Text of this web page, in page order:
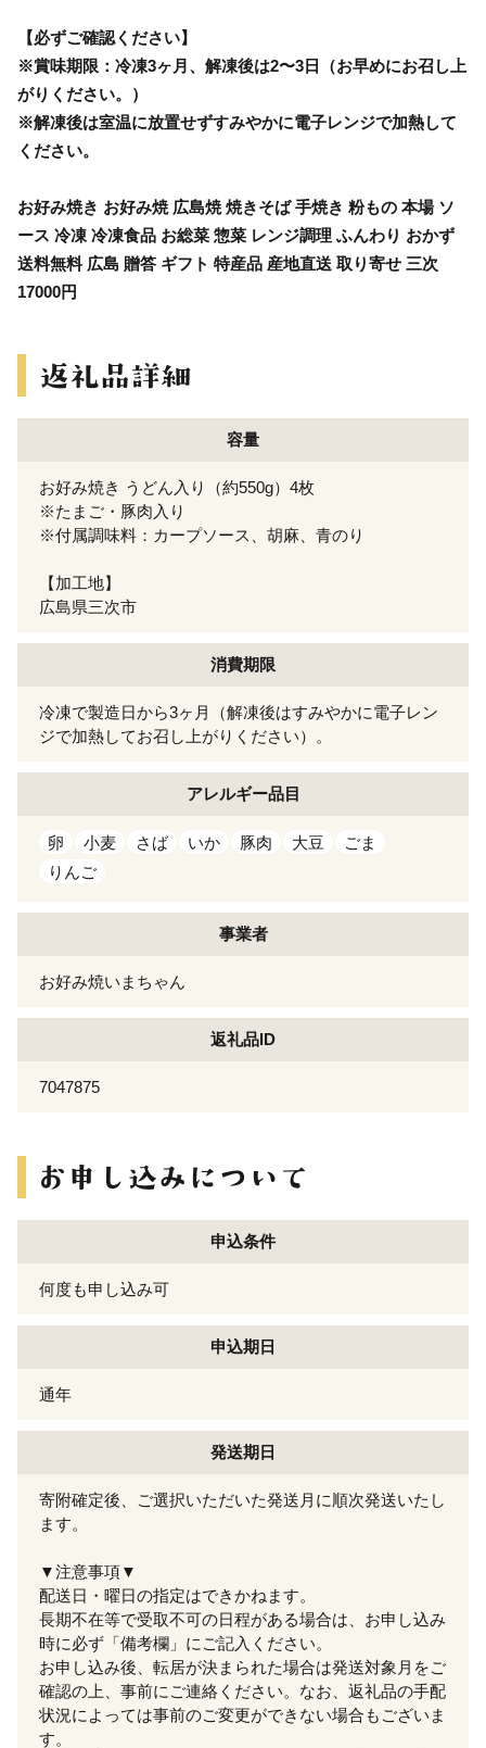
【必ずご確認ください】
※賞味期限：冷凍3ヶ月、解凍後は2〜3日（お早めにお召し上
がりください。）
※解凍後は室温に放置せずすみやかに電子レンジで加熱して
ください。
お好み焼き お好み焼 広島焼 焼きそば 手焼き 粉もの 本場 ソ
ース 冷凍 冷凍食品 お総菜 惣菜 レンジ調理 ふんわり おかず
送料無料 広島 贈答 ギフト 特産品 産地直送 取り寄せ 三次
17000円
容量
お好み焼き うどん入り（約550g）4枚
※たまご・豚肉入り
※付属調味料：カープソース、胡麻、青のり
【加工地】
広島県三次市
消費期限
冷凍で製造日から3ヶ月（解凍後はすみやかに電子レン
ジで加熱してお召し上がりください）。
アレルギー品目
卵 小麦 さば いか 豚肉 大豆
ごま
りんご
事業者
お好み焼いまちゃん
返礼品ID
7047875
申込条件
何度も申し込み可
申込期日
通年
発送期日
寄附確定後、ご選択いただいた発送月に順次発送いたし
ます。
▼注意事項▼
配送日・曜日の指定はできかねます。
長期不在等で受取不可の日程がある場合は、お申し込み
時に必ず「備考欄」にご記入ください。
お申し込み後、転居が決まられた場合は発送対象月をご
確認の上、事前にご連絡ください。なお、返礼品の手配
状況によっては事前のご変更ができない場合もございま
す。